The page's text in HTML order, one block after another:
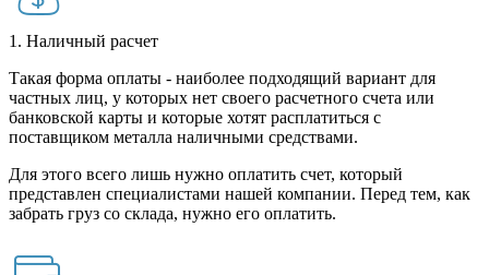
1. Наличный расчет
Такая форма оплаты - наиболее подходящий вариант для
частных лиц, у которых нет своего расчетного счета или
банковской карты и которые хотят расплатиться с
поставщиком металла наличными средствами.
Для этого всего лишь нужно оплатить счет, который
представлен специалистами нашей компании. Перед тем, как
забрать груз со склада, нужно его оплатить.